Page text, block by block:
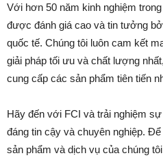
Với hơn 50 năm kinh nghiệm
được đánh giá cao và tin tưởng
quốc tế. Chúng tôi luôn cam kết
giải pháp tối ưu và chất lượng
cung cấp các sản phẩm tiên tiến
Hãy đến với FCI và trải nghiệm
đáng tin cậy và chuyên nghiệp.
sản phẩm và dịch vụ của chúng